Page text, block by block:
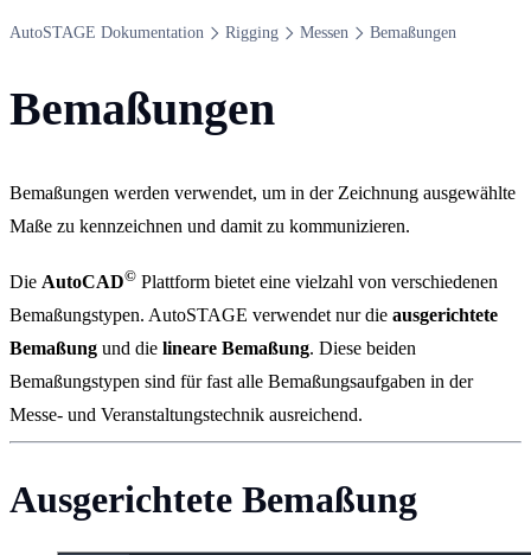
Auto​STAGE Dokumentation Rigging Messen Bemaßungen
Bemaßungen
Bemaßungen werden verwendet, um in der Zeichnung ausgewählte
Maße zu kennzeichnen und damit zu kommunizieren.
Die AutoCAD© Plattform bietet eine vielzahl von verschiedenen
Bemaßungstypen. AutoSTAGE verwendet nur die ausgerichtete
Bemaßung und die lineare Bemaßung. Diese beiden
Bemaßungstypen sind für fast alle Bemaßungsaufgaben in der
Messe- und Veranstaltungstechnik ausreichend.
Ausgerichtete Bemaßung